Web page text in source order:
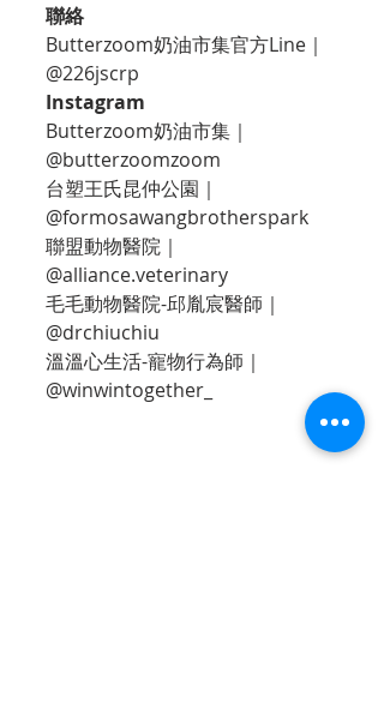
聯絡
Butterzoom奶油市集官方Line｜
@226jscrp
Instagram
Butterzoom奶油市集｜
@butterzoomzoom
台塑王氏昆仲公園｜
@formosawangbrotherspark
聯盟動物醫院｜
@alliance.veterinary
毛毛動物醫院-邱胤宸醫師｜
@drchiuchiu
溫溫心生活-寵物行為師｜
@winwintogether_